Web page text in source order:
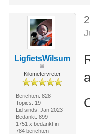
LigfietsWilsum
Kilometervreter
Berichten: 828
Topics: 19
Lid sinds: Jan 2023
Bedankt: 899
1751 x bedankt in
784 berichten